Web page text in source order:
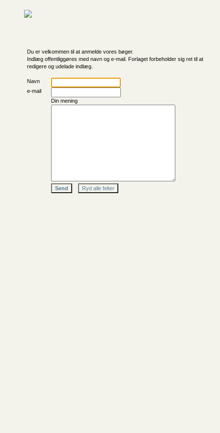
Du er velkommen til at anmelde vores bøger.
Indlæg offentliggøres med navn og e-mail. Forlaget forbeholder sig ret til at
redigere og udelade indlæg.
Navn
e-mail
Din mening